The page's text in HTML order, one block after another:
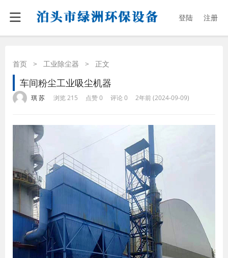
登陆 注册
首页 > 工业除尘器 > 正文
车间粉尘工业吸尘机器
琪 苏 浏览 215 点赞 0 评论 0 2年前 (2024-09-09)